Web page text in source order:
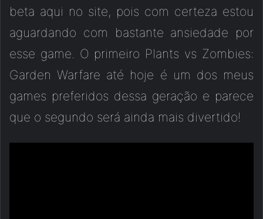
beta aqui no site, pois com certeza estou
aguardando com bastante ansiedade por
esse game. O primeiro Plants vs Zombies:
Garden Warfare até hoje é um dos meus
games preferidos dessa geração e parece
que o segundo será ainda mais divertido!